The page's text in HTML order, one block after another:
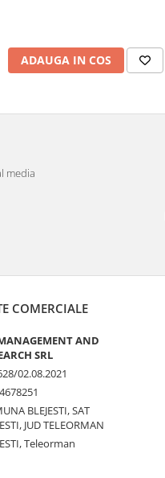
ADAUGA IN COS
media
COMERCIALE
AND
SRL
02.08.2021
BLEJESTI, SAT
JUD TELEORMAN
Teleorman